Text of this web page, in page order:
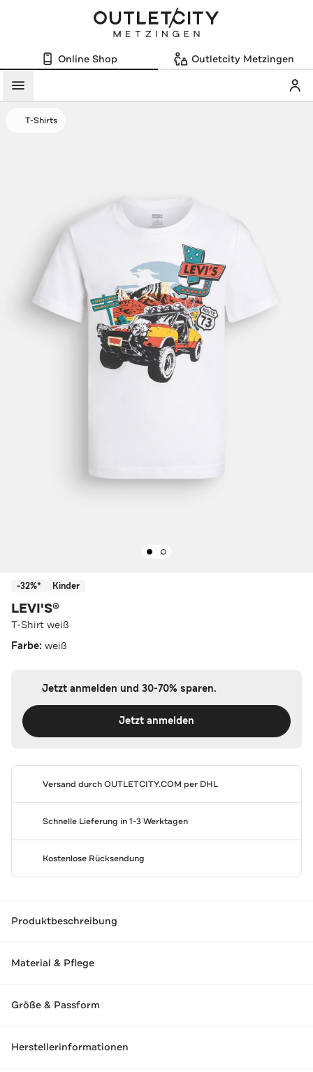
Online Shop Outletcity Metzingen
Menü
T-Shirts
-32%* Kinder
LEVI'S®
T-Shirt weiß
Farbe: weiß
Jetzt anmelden und 30-70% sparen.
Jetzt anmelden
Versand durchOUTLETCITY.COM per DHL
Schnelle Lieferung in 1-3 Werktagen
Kostenlose Rücksendung
Produktbeschreibung
Material & Pflege
Größe & Passform
Herstellerinformationen